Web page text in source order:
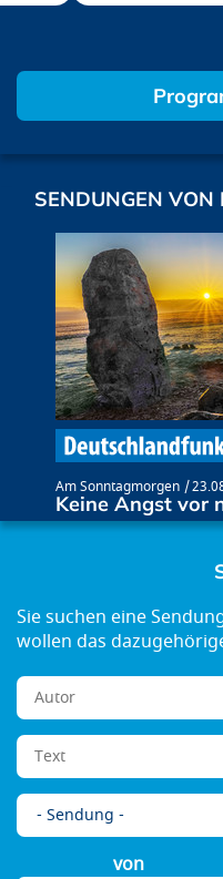
SENDUNGEN VON
Am Sonntagmorgen
Keine Angst vor
von